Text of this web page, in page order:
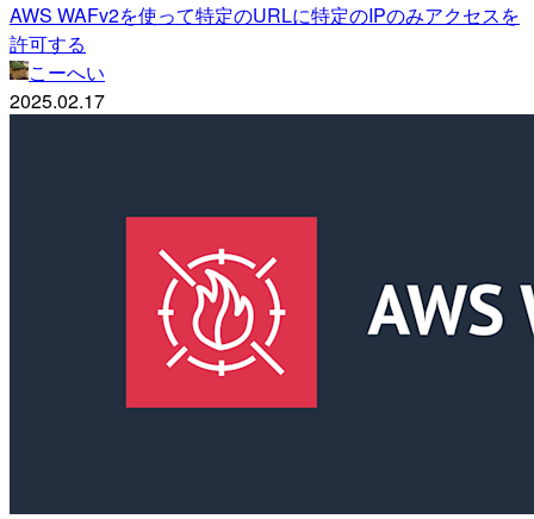
AWS WAFv2を使って特定のURLに特定のIPのみアクセスを
許可する
こーへい
2025.02.17